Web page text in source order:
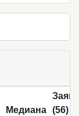
Медиана
(56)